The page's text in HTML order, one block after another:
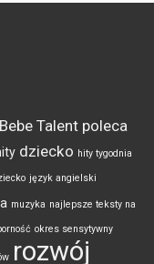
Bebe Talent poleca
dziecko hity tygodnia
język angielski
muzyka najlepsze teksty na
okres sensytywny
rozwój